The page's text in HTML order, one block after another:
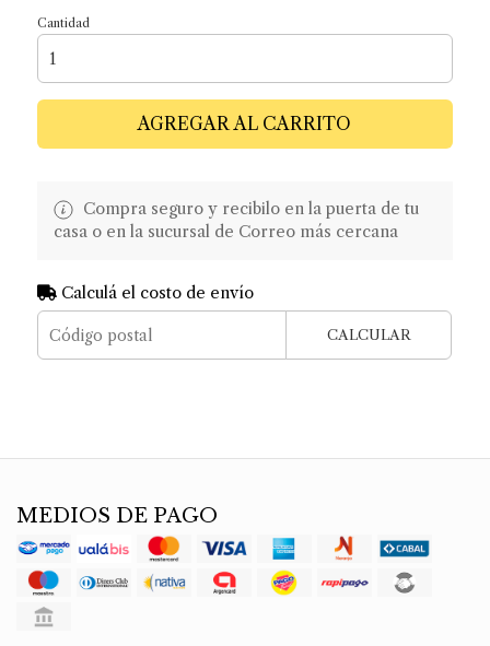
Cantidad
AGREGAR AL CARRITO
Compra seguro y recibilo en la puerta de tu
casa o en la sucursal de Correo más cercana
Calculá el costo de envío
CALCULAR
MEDIOS DE PAGO